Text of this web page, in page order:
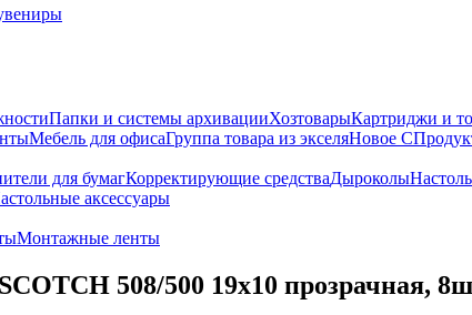
Папки и системы архивацииХозтоварыКартриджи и
Мебель для офисаГруппа товара из экселяНовое С
для бумагКорректирующие средстваДыроколы
аксессуары
Монтажные ленты
508/500 19х10 прозрачная,